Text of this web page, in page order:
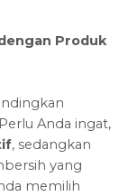
Produk
Anda ingat,
, sedangkan
yang
memilih